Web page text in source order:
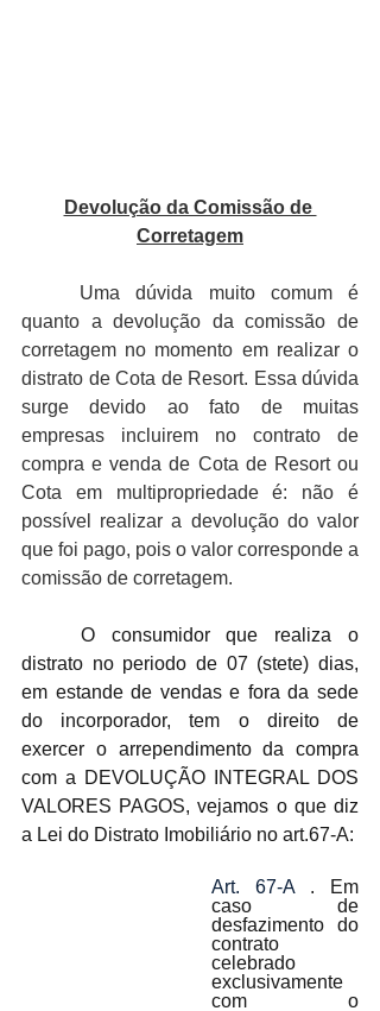
Devolução da Comissão de
Corretagem
Uma dúvida muito comum é
quanto a devolução da comissão de
corretagem no momento em realizar o
distrato de Cota de Resort. Essa dúvida
surge devido ao fato de muitas
empresas incluirem no contrato de
compra e venda de Cota de Resort ou
Cota em multipropriedade é: não é
possível realizar a devolução do valor
que foi pago, pois o valor corresponde a
comissão de corretagem.
distrato no periodo de 07 (stete) dias,
em estande de vendas e fora da sede
do incorporador, tem o direito de
exercer o arrependimento da compra
com a DEVOLUÇÃO INTEGRAL DOS
VALORES PAGOS, vejamos o que diz
a Lei do Distrato Imobiliário no art.67-A:
Art. 67-A . Em
caso de
desfazimento do
contrato
celebrado
exclusivamente
com o